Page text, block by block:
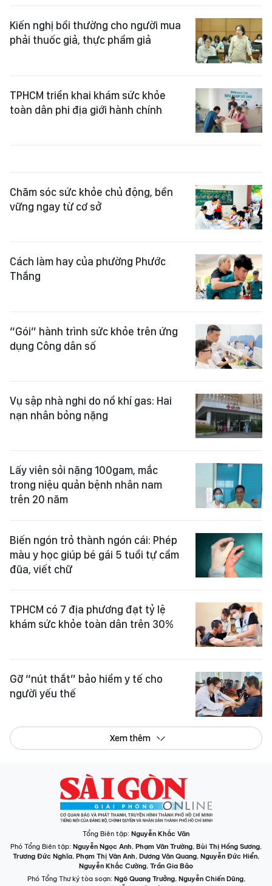
Kiến nghị bồi thường cho người mua
phải thuốc giả, thực phẩm giả
TPHCM triển khai khám sức khỏe
toàn dân phi địa giới hành chính
Chăm sóc sức khỏe chủ động, bền
vững ngay từ cơ sở
Cách làm hay của phường Phước
Thắng
“Gói” hành trình sức khỏe trên ứng
dụng Công dân số
Vụ sập nhà nghi do nổ khí gas: Hai
nạn nhân bỏng nặng
Lấy viên sỏi nặng 100gam, mắc
trong niệu quản bệnh nhân nam
trên 20 năm
Biến ngón trỏ thành ngón cái: Phép
màu y học giúp bé gái 5 tuổi tự cầm
đũa, viết chữ
TPHCM có 7 địa phương đạt tỷ lệ
khám sức khỏe toàn dân trên 30%
Gỡ “nút thắt” bảo hiểm y tế cho
người yếu thế
Xem thêm
Tổng Biên tập: Nguyễn Khắc Văn
Phó Tổng Biên tập: Nguyễn Ngọc Anh, Phạm Văn Trường, Bùi Thị Hồng Sương,
Trương Đức Nghĩa, Phạm Thị Vân Anh, Dương Văn Quang, Nguyễn Đức Hiển,
Nguyễn Khắc Cường, Trần Gia Bảo
Phó Tổng Thư ký tòa soạn: Ngô Quang Trưởng, Nguyễn Chiến Dũng,